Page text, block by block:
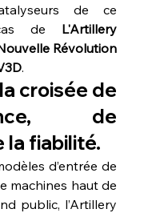
de ce
de L'Artillery
Révolution
.
croisée de
de
la fiabilité.
d’entrée de
machines haut de
public, l’Artillery